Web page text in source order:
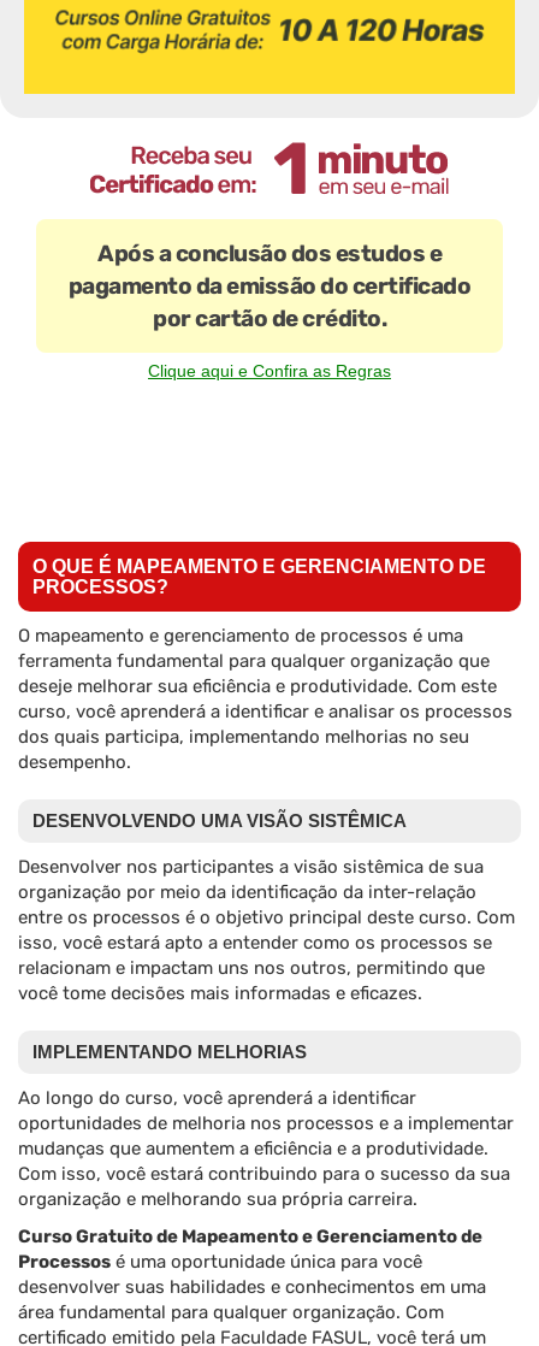
Após a conclusão dos estudos e
pagamento da emissão do certificado
por cartão de crédito.
Clique aqui e Confira as Regras
O QUE É MAPEAMENTO E GERENCIAMENTO DE
PROCESSOS?
O mapeamento e gerenciamento de processos é uma
ferramenta fundamental para qualquer organização que
deseje melhorar sua eficiência e produtividade. Com este
curso, você aprenderá a identificar e analisar os processos
dos quais participa, implementando melhorias no seu
desempenho.
DESENVOLVENDO UMA VISÃO SISTÊMICA
Desenvolver nos participantes a visão sistêmica de sua
organização por meio da identificação da inter-relação
entre os processos é o objetivo principal deste curso. Com
isso, você estará apto a entender como os processos se
relacionam e impactam uns nos outros, permitindo que
você tome decisões mais informadas e eficazes.
IMPLEMENTANDO MELHORIAS
Ao longo do curso, você aprenderá a identificar
oportunidades de melhoria nos processos e a implementar
mudanças que aumentem a eficiência e a produtividade.
Com isso, você estará contribuindo para o sucesso da sua
organização e melhorando sua própria carreira.
Curso Gratuito de Mapeamento e Gerenciamento de
Processos é uma oportunidade única para você
desenvolver suas habilidades e conhecimentos em uma
área fundamental para qualquer organização. Com
certificado emitido pela Faculdade FASUL, você terá um